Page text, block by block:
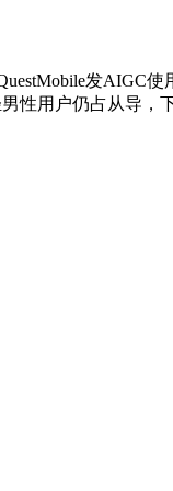
发AIGC使
用户仍占从导，